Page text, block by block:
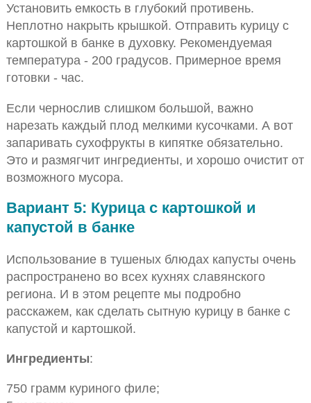
Установить емкость в глубокий противень.
Неплотно накрыть крышкой. Отправить курицу с
картошкой в банке в духовку. Рекомендуемая
температура - 200 градусов. Примерное время
готовки - час.
Если чернослив слишком большой, важно
нарезать каждый плод мелкими кусочками. А вот
запаривать сухофрукты в кипятке обязательно.
Это и размягчит ингредиенты, и хорошо очистит от
возможного мусора.
Вариант 5: Курица с картошкой и
капустой в банке
Использование в тушеных блюдах капусты очень
распространено во всех кухнях славянского
региона. И в этом рецепте мы подробно
расскажем, как сделать сытную курицу в банке с
капустой и картошкой.
Ингредиенты:
750 грамм куриного филе;